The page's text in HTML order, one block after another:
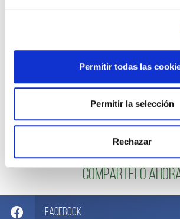
Permitir todas las
Permitir la selección
Rechazar
Compártelo
Facebook